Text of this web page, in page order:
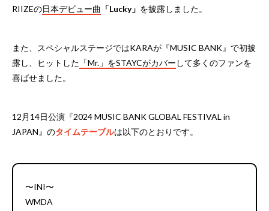
RIIZEの日本デビュー曲 「Lucky」 を披露しました。
また、スペシャルステージではKARAが『MUSIC BANK』で初披
露し、ヒットした 「Mr.」をSTAYCがカバー して多くのファンを
喜ばせました。
12月14日公演『2024 MUSIC BANK GLOBAL FESTIVAL in
JAPAN』のタイムテーブルは以下のとおりです。
〜INI〜
WMDA